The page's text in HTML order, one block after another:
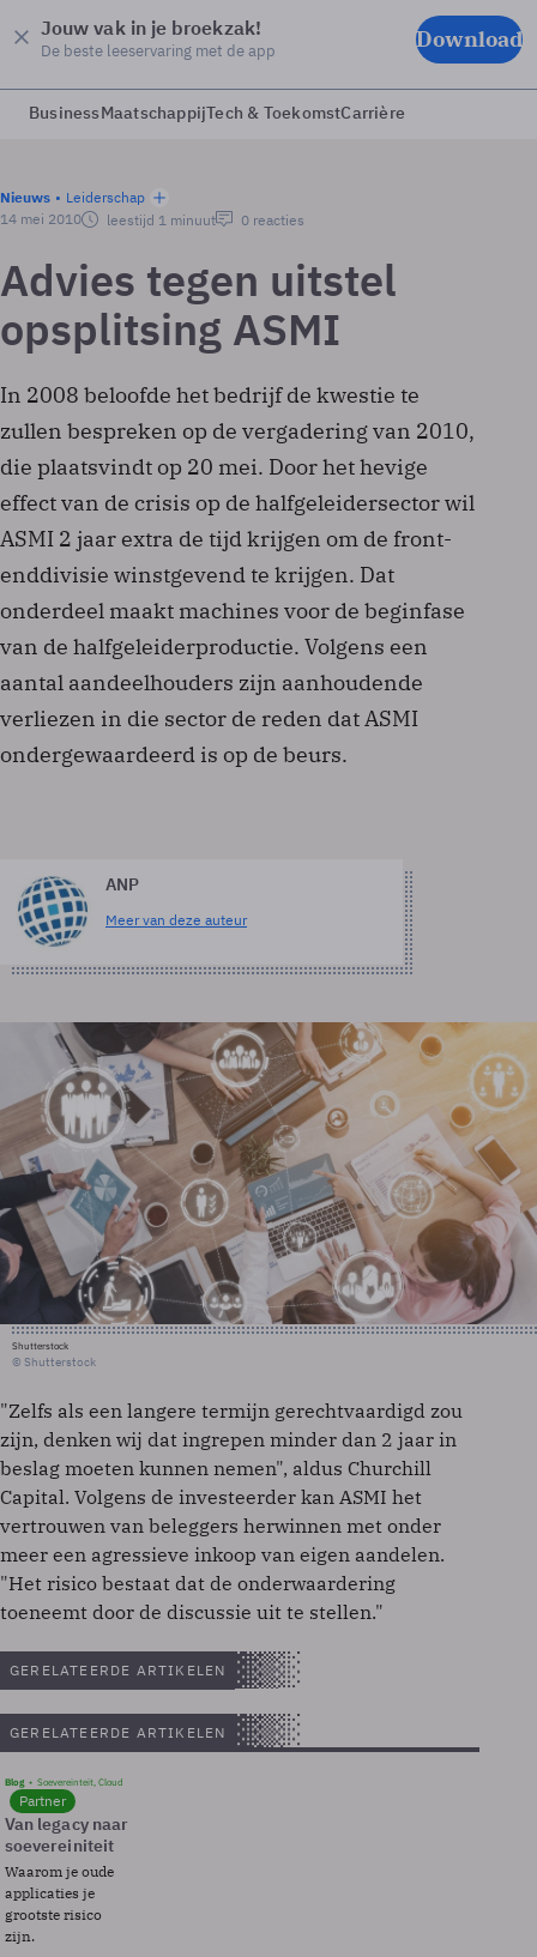
Jouw vak in je broekzak!
De beste leeservaring met de app Download
BusinessMaatschappijTech & ToekomstCarrière
Nieuws
Leiderschap
14 mei 2010
leestijd 1 minuut 0 reacties
Advies tegen uitstel
opsplitsing ASMI
In 2008 beloofde het bedrijf de kwestie te
zullen bespreken op de vergadering van 2010,
die plaatsvindt op 20 mei. Door het hevige
effect van de crisis op de halfgeleidersector wil
ASMI 2 jaar extra de tijd krijgen om de front-
enddivisie winstgevend te krijgen. Dat
onderdeel maakt machines voor de beginfase
van de halfgeleiderproductie. Volgens een
aantal aandeelhouders zijn aanhoudende
verliezen in die sector de reden dat ASMI
ondergewaardeerd is op de beurs.
ANP
Meer van deze auteur
Shutterstock
© Shutterstock
"Zelfs als een langere termijn gerechtvaardigd zou
zijn, denken wij dat ingrepen minder dan 2 jaar in
beslag moeten kunnen nemen", aldus Churchill
Capital. Volgens de investeerder kan ASMI het
vertrouwen van beleggers herwinnen met onder
meer een agressieve inkoop van eigen aandelen.
"Het risico bestaat dat de onderwaardering
toeneemt door de discussie uit te stellen."
GERELATEERDE ARTIKELEN
GERELATEERDE ARTIKELEN
Blog Soevereinteit, Cloud
Partner
Van legacy naar
soevereiniteit
Waarom je oude
applicaties je
grootste risico
zijn.